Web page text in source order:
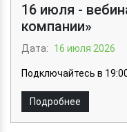
16 июля -
компании»
Дата: 16 июля 2026
Подключайтесь в
Подробнее